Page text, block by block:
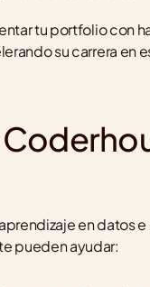
tu portfolio con
su carrera en
en datos
pueden ayudar: